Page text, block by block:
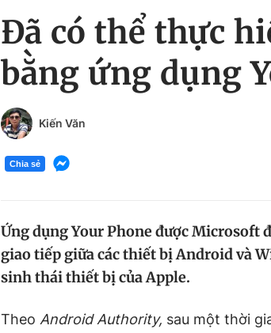
Đã có thể thực
bằng ứng dụng
Kiến Văn
Chia sẻ
Ứng dụng Your Phone được Microsoft
giao tiếp giữa các thiết bị Android và
sinh thái thiết bị của Apple.
Theo Android Authority, sau một thời